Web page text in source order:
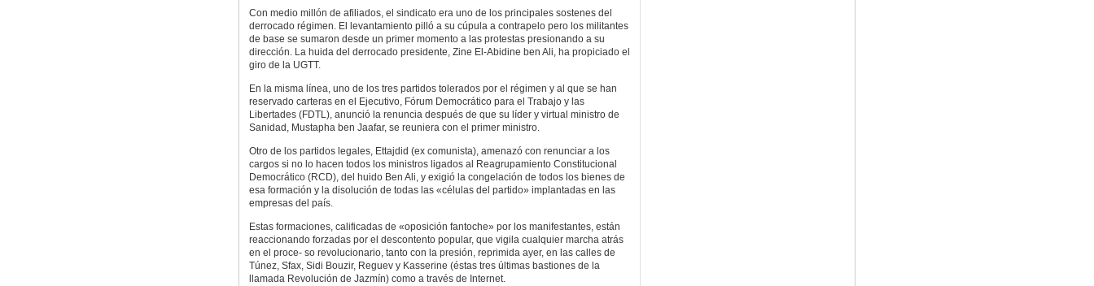
Con medio millón de afiliados, el sindicato era uno de los principales sostenes del
derrocado régimen. El levantamiento pilló a su cúpula a contrapelo pero los militantes
de base se sumaron desde un primer momento a las protestas presionando a su
dirección. La huida del derrocado presidente, Zine El-Abidine ben Ali, ha propiciado el
giro de la UGTT.
En la misma línea, uno de los tres partidos tolerados por el régimen y al que se han
reservado carteras en el Ejecutivo, Fórum Democrático para el Trabajo y las
Libertades (FDTL), anunció la renuncia después de que su líder y virtual ministro de
Sanidad, Mustapha ben Jaafar, se reuniera con el primer ministro.
Otro de los partidos legales, Ettajdid (ex comunista), amenazó con renunciar a los
cargos si no lo hacen todos los ministros ligados al Reagrupamiento Constitucional
Democrático (RCD), del huido Ben Ali, y exigió la congelación de todos los bienes de
esa formación y la disolución de todas las «células del partido» implantadas en las
empresas del país.
Estas formaciones, calificadas de «oposición fantoche» por los manifestantes, están
reaccionando forzadas por el descontento popular, que vigila cualquier marcha atrás
en el proce- so revolucionario, tanto con la presión, reprimida ayer, en las calles de
Túnez, Sfax, Sidi Bouzir, Reguev y Kasserine (éstas tres últimas bastiones de la
llamada Revolución de Jazmín) como a través de Internet.